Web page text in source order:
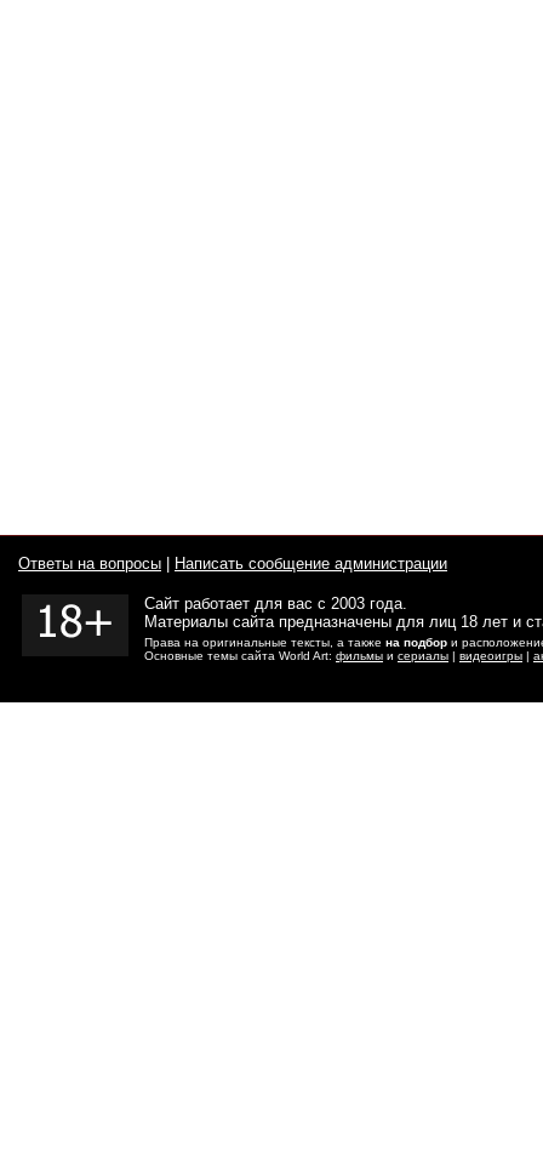
Ответы на вопросы Написать сообщение администрации
Сайт работает для вас с 2003 года.
Материалы сайта предназначены для лиц 18 лет и
Права на оригинальные тексты, а также на подбор и
Основные темы сайта World Art: фильмы и сериалы | видеоигры |